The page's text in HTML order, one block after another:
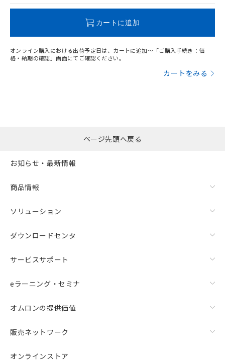
カートに追加
オンライン購入における出荷予定日は、カートに追加～「ご購入手続き：価
格・納期の確認」画面にてご確認ください。
カートをみる
ページ先頭へ戻る
お知らせ・最新情報
商品情報
ソリューション
ダウンロードセンタ
サービスサポート
eラーニング・セミナ
オムロンの提供価値
販売ネットワーク
オンラインストア